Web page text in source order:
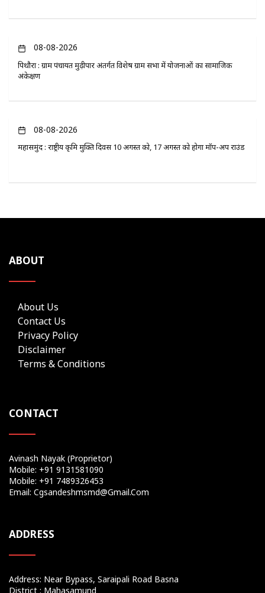
08-08-2026
पिथौरा : ग्राम पंचायत मुढ़ीपार अंतर्गत विशेष ग्राम सभा में योजनाओं का सामाजिक
अंकेक्षण
08-08-2026
महासमुंद : राष्ट्रीय कृमि मुक्ति दिवस 10 अगस्त को, 17 अगस्त को होगा मॉप-अप राउंड
ABOUT
About Us
Contact Us
Privacy Policy
Disclaimer
Terms & Conditions
CONTACT
Avinash Nayak (Proprietor)
Mobile: +91 9131581090
Mobile: +91 7489326453
Email: Cgsandeshmsmd@gmail.com
ADDRESS
Address: Near Bypass, Saraipali Road Basna
District : Mahasamund